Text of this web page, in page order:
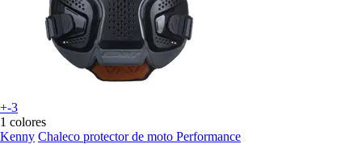
+-3
1 colores
Kenny Chaleco protector de moto Performance